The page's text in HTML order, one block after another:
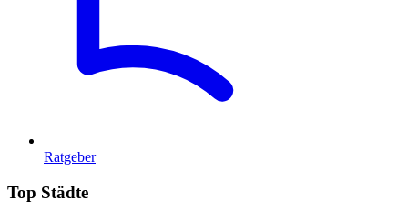
Ratgeber
Top Städte